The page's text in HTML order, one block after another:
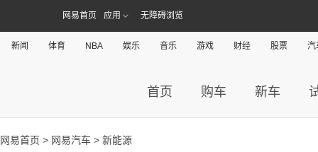
网易首页 应用 无障碍浏览
新闻 体育 NBA 娱乐 音乐 游戏 财经 股票 汽
首页 购车 新车
网易首页 > 网易汽车 > 新能源